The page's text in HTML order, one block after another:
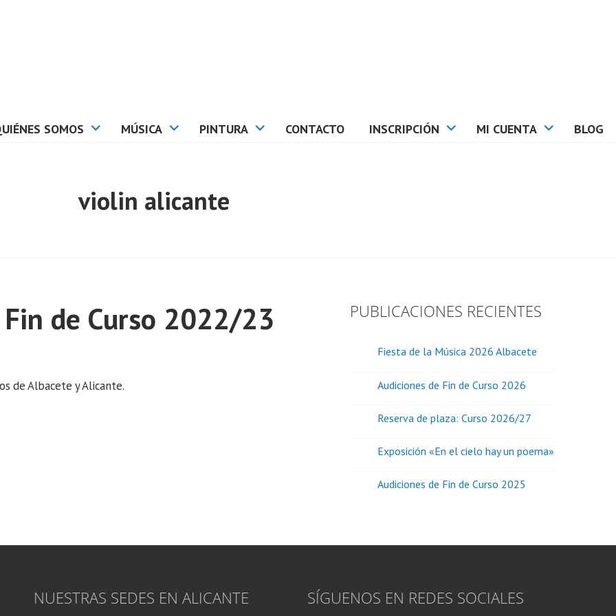
SOMOS MÚSICA PINTURA CONTACTO INSCRIPCIÓN MI CUENTA BLOG
violin alicante
de Curso 2022/23
de Albacete y Alicante.
PUBLICACIONES RECIENTES
Fiesta de la Música 2026 Albacete
Audiciones de Fin de Curso 2026
Reserva de plaza: Curso 2026/27
Exposición «En el cielo hay un poema»
Audiciones de Fin de Curso 2025
NUESTRAS SEDES EN ALICANTE SÍGUENOS EN REDES SOCIALES